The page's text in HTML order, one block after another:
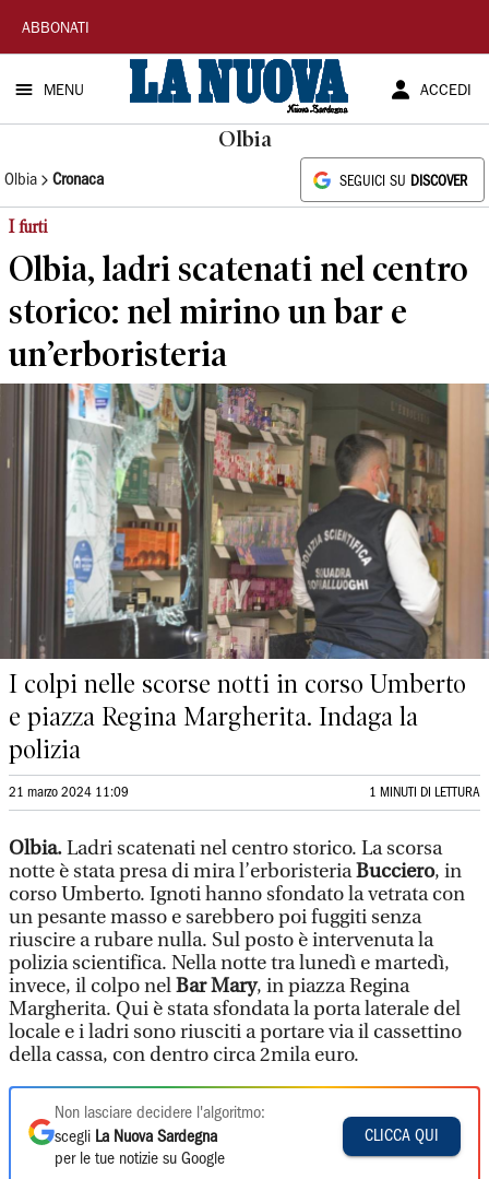
La
Nuova
Sardegna
ABBONATI
MENU ACCEDI
Olbia
Olbia Cronaca SEGUICI SU DISCOVER
I furti
Olbia, ladri scatenati nel centro
storico: nel mirino un bar e
un’erboristeria
I colpi nelle scorse notti in corso Umberto
e piazza Regina Margherita. Indaga la
polizia
21 marzo 2024 11:09 1 MINUTI DI LETTURA
Olbia.Ladri scatenati nel centro storico. La scorsa
notte è stata presa di mira l’erboristeriaBucciero, in
corso Umberto. Ignoti hanno sfondato la vetrata con
un pesante masso e sarebbero poi fuggiti senza
riuscire a rubare nulla. Sul posto è intervenuta la
polizia scientifica. Nella notte tra lunedì e martedì,
invece, il colpo nelBar Mary, in piazza Regina
Margherita. Qui è stata sfondata la porta laterale del
locale e i ladri sono riusciti a portare via il cassettino
della cassa, con dentro circa 2mila euro.
Non lasciare decidere l'algoritmo:
scegli La Nuova Sardegna
per le tue notizie su Google
CLICCA QUI